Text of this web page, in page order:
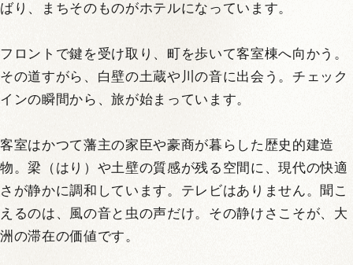
ばり、まちそのものがホテルになっています。
フロントで鍵を受け取り、町を歩いて客室棟へ向かう。
その道すがら、白壁の土蔵や川の音に出会う。チェック
インの瞬間から、旅が始まっています。
客室はかつて藩主の家臣や豪商が暮らした歴史的建造
物。梁（はり）や土壁の質感が残る空間に、現代の快適
さが静かに調和しています。テレビはありません。聞こ
えるのは、風の音と虫の声だけ。その静けさこそが、大
洲の滞在の価値です。